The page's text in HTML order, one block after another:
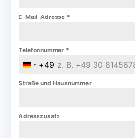
E-Mail-Adresse *
Telefonnummer *
G
e
m
a
+49
Straße und Hausnummer
Adresszusatz